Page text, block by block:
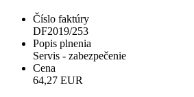
Číslo faktúry
DF2019/253
Popis plnenia
Servis - zabezpečenie
Cena
64,27 EUR